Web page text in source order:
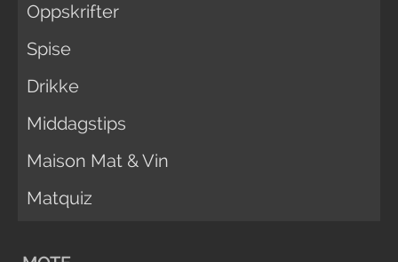
Oppskrifter
Spise
Drikke
Middagstips
Maison Mat & Vin
Matquiz